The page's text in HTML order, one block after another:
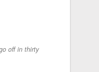
off in thirty